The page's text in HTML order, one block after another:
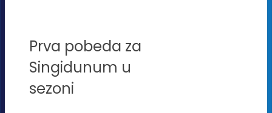
Prva pobeda za
Singidunum u
sezoni